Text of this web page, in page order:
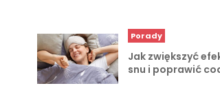
Porady
Jak zwiększyć
snu i poprawić